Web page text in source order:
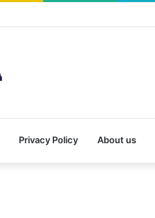
Privacy Policy About us